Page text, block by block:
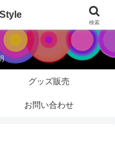
グッズ販売
お問い合わせ
検索